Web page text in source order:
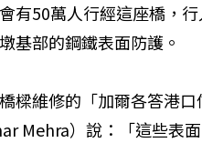
有50萬人行經這座橋，
基部的鋼鐵表面防護。
樑維修的「加爾各答港
Mehra）說：「這些表